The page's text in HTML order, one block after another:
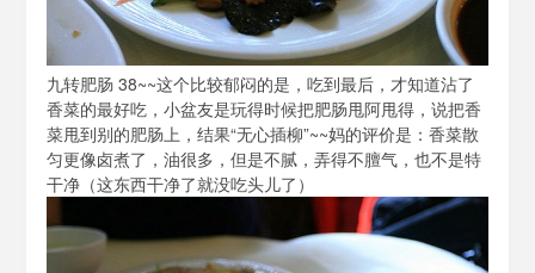
九转肥肠 38~~这个比较郁闷的是，吃到最后，才知道沾了
香菜的最好吃，小盆友是玩得时候把肥肠甩阿甩得，说把香
菜甩到别的肥肠上，结果“无心插柳”~~妈的评价是：香菜散
匀更像卤煮了，油很多，但是不腻，弄得不膻气，也不是特
干净（这东西干净了就没吃头儿了）